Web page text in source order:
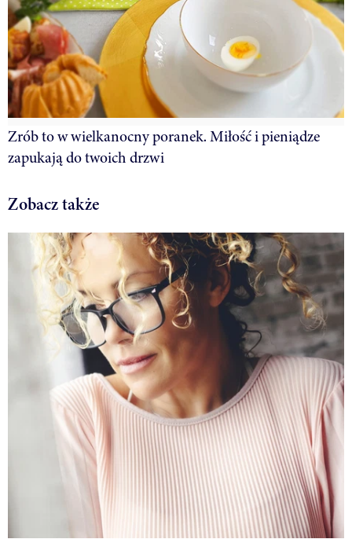
Zrób to w wielkanocny poranek. Miłość i pieniądze
zapukają do twoich drzwi
Zobacz także